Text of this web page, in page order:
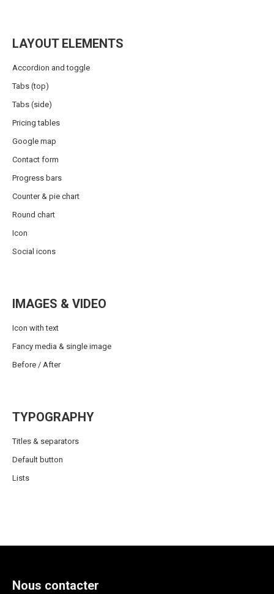
LAYOUT ELEMENTS
Accordion and toggle
Tabs (top)
Tabs (side)
Pricing tables
Google map
Contact form
Progress bars
Counter & pie chart
Round chart
Icon
Social icons
IMAGES & VIDEO
Icon with text
Fancy media & single image
Before / After
TYPOGRAPHY
Titles & separators
Default button
Lists
Nous contacter